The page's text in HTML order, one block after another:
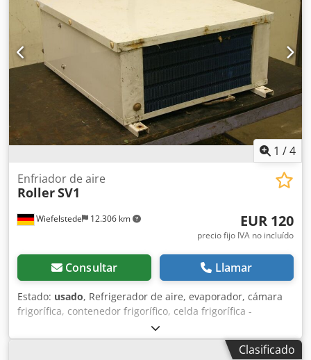
funcionamiento: máx. 50°C -Dimensiones: 1410/1170/H700
mm -Peso: 129 kg
1 /4
Wiefelstede 12.306 km
Enfriador de aire
RollerSV1
EUR 120
precio fijo IVA no incluído
Consultar Llamar
Estado: usado, Refrigerador de aire, evaporador, cámara
frigorífica, contenedor frigorífico, celda frigorífica -
Cantidad: 2 ventiladores de 0,58 kW, 1200 vatios Dodpfxob
A Iv Dj Algowa -Peso: 16 kg
Clasificado